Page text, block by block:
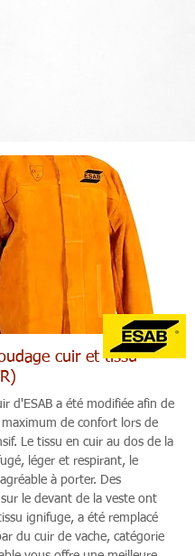
cuir et tissu
d'ESAB a été modifiée afin de
de confort lors de
Le tissu en cuir au dos de la
léger et respirant, le
à porter. Des
le devant de la veste ont
ignifuge, a été remplacé
du cuir de vache, catégorie